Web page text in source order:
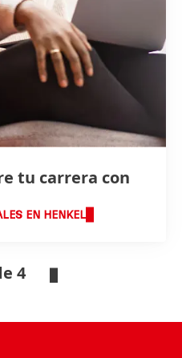
tu carrera con
EN HENKEL
4